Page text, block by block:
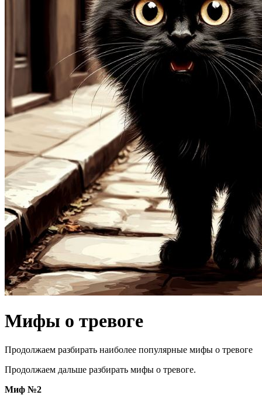
Мифы о тревоге
Продолжаем разбирать наиболее популярные мифы о тревоге
Продолжаем дальше разбирать мифы о тревоге.
Миф №2